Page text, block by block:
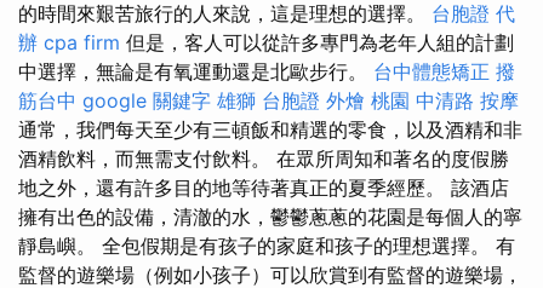
的時間來艱苦旅行的人來說，這是理想的選擇。 台胞證 代
辦 cpa firm 但是，客人可以從許多專門為老年人組的計劃
中選擇，無論是有氧運動還是北歐步行。 台中體態矯正 撥
筋台中 google 關鍵字 雄獅 台胞證 外燴 桃園 中清路 按摩
通常，我們每天至少有三頓飯和精選的零食，以及酒精和非
酒精飲料，而無需支付飲料。 在眾所周知和著名的度假勝
地之外，還有許多目的地等待著真正的夏季經歷。 該酒店
擁有出色的設備，清澈的水，鬱鬱蔥蔥的花園是每個人的寧
靜島嶼。 全包假期是有孩子的家庭和孩子的理想選擇。 有
監督的遊樂場（例如小孩子）可以欣賞到有監督的遊樂場，